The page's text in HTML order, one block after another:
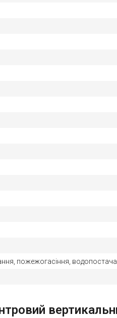
пожежогасіння,